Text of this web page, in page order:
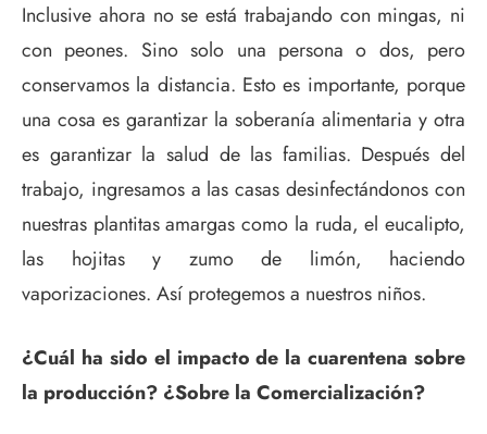
Inclusive ahora no se está trabajando con mingas, ni
con peones. Sino solo una persona o dos, pero
conservamos la distancia. Esto es importante, porque
una cosa es garantizar la soberanía alimentaria y otra
es garantizar la salud de las familias. Después del
trabajo, ingresamos a las casas desinfectándonos con
nuestras plantitas amargas como la ruda, el eucalipto,
las hojitas y zumo de limón, haciendo
vaporizaciones. Así protegemos a nuestros niños.
¿Cuál ha sido el impacto de la cuarentena sobre
la producción? ¿Sobre la Comercialización?